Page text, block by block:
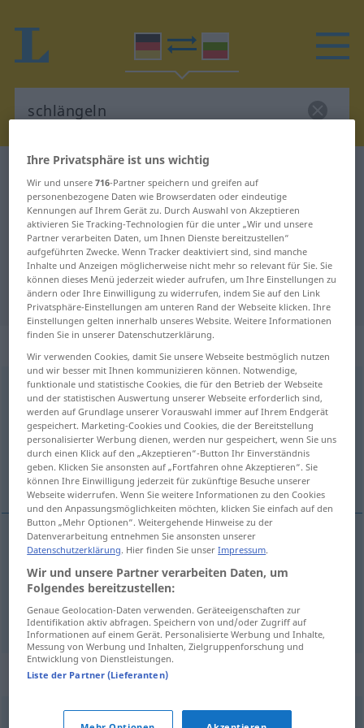
Deutsch-Bulgarisch Wörterbuch
Deutsch-Bulgarisch Übersetzung
für "schlängeln"
"schlängeln" Bulgarisch
Übersetzung
„schlängeln“
schlängeln
Übersicht aller Übersetzungen
(Für mehr Details die Übersetzung anklicken/antippen)
криволича...
Beispiele
sich schlängeln
криволича
Synonyme für "schlängeln"
Ihre Privatsphäre ist uns wichtig
Wir und unsere716-Partner speichern und greifen auf
personenbezogene Daten wie Browserdaten oder eindeutige
Kennungen auf Ihrem Gerät zu. Durch Auswahl von Akzeptieren
aktivieren Sie Tracking-Technologien für die unter „Wir und unsere
Partner verarbeiten Daten, um Ihnen Dienste bereitzustellen“
aufgeführten Zwecke. Wenn Tracker deaktiviert sind, sind manche
Inhalte und Anzeigen möglicherweise nicht mehr so relevant für Sie. Sie
können dieses Menü jederzeit wieder aufrufen, um Ihre Einstellungen zu
ändern oder Ihre Einwilligung zu widerrufen, indem Sie auf den Link
Privatsphäre-Einstellungen am unteren Rand der Webseite klicken. Ihre
Einstellungen gelten innerhalb unseres Website. Weitere Informationen
finden Sie in unserer Datenschutzerklärung.
Wir verwenden Cookies, damit Sie unsere Webseite bestmöglich nutzen
und wir besser mit Ihnen kommunizieren können. Notwendige,
funktionale und statistische Cookies, die für den Betrieb der Webseite
und der statistischen Auswertung unserer Webseite erforderlich sind,
werden auf Grundlage unserer Vorauswahl immer auf Ihrem Endgerät
gespeichert. Marketing-Cookies und Cookies, die der Bereitstellung
personalisierter Werbung dienen, werden nur gespeichert, wenn Sie uns
durch einen Klick auf den „Akzeptieren“-Button Ihr Einverständnis
geben. Klicken Sie ansonsten auf „Fortfahren ohne Akzeptieren“. Sie
können Ihre Einwilligung jederzeit für zukünftige Besuche unserer
Webseite widerrufen. Wenn Sie weitere Informationen zu den Cookies
und den Anpassungsmöglichkeiten möchten, klicken Sie einfach auf den
Button „Mehr Optionen“. Weitergehende Hinweise zu der
Datenverarbeitung entnehmen Sie ansonsten unserer
Datenschutzerklärung. Hier finden Sie unserImpressum.
Wir und unsere Partner verarbeiten Daten, um
Folgendes bereitzustellen:
Genaue Geolocation-Daten verwenden. Geräteeigenschaften zur
Identifikation aktiv abfragen. Speichern von und/oder Zugriff auf
Informationen auf einem Gerät. Personalisierte Werbung und Inhalte,
Messung von Werbung und Inhalten, Zielgruppenforschung und
Entwicklung von Dienstleistungen.
Liste der Partner (Lieferanten)